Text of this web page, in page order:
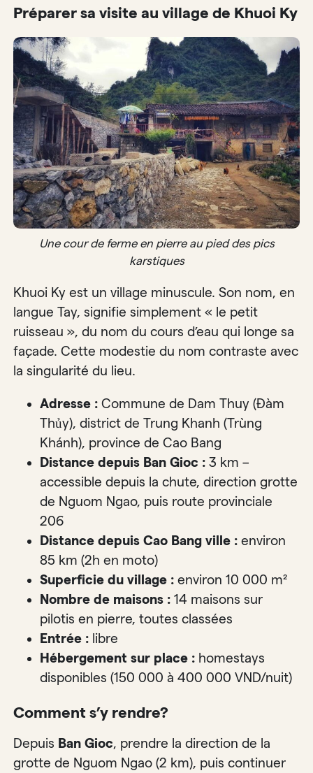
Préparer sa visite au village de Khuoi Ky
Une cour de ferme en pierre au pied des pics
karstiques
Khuoi Ky est un village minuscule. Son nom, en
langue Tay, signifie simplement « le petit
ruisseau », du nom du cours d’eau qui longe sa
façade. Cette modestie du nom contraste avec
la singularité du lieu.
Adresse : Commune de Dam Thuy (Đàm
Thủy), district de Trung Khanh (Trùng
Khánh), province de Cao Bang
Distance depuis Ban Gioc : 3 km –
accessible depuis la chute, direction grotte
de Nguom Ngao, puis route provinciale
206
Distance depuis Cao Bang ville : environ
85 km (2h en moto)
Superficie du village : environ 10 000 m²
Nombre de maisons : 14 maisons sur
pilotis en pierre, toutes classées
Entrée : libre
Hébergement sur place : homestays
disponibles (150 000 à 400 000 VND/nuit)
Comment s’y rendre?
Depuis Ban Gioc, prendre la direction de la
grotte de Nguom Ngao (2 km), puis continuer